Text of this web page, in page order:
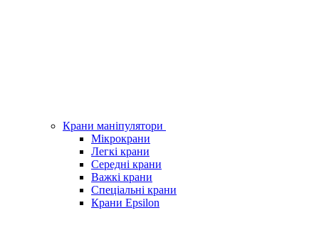
Крани маніпулятори
Мікрокрани
Легкі крани
Середні крани
Важкі крани
Спеціальні крани
Крани Epsilon